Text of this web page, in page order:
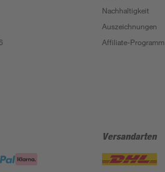
Nachhaltigkeit
Auszeichnungen
Affiliate-Programm
Versandarten